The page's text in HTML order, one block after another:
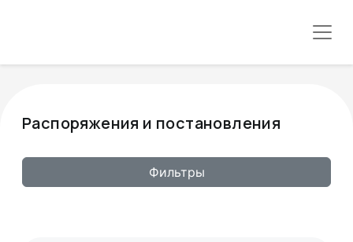
Распоряжения и постановления
Фильтры